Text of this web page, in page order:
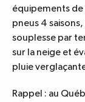
équipements de
pneus 4
souplesse par
sur la neige et
pluie
Rappel : au